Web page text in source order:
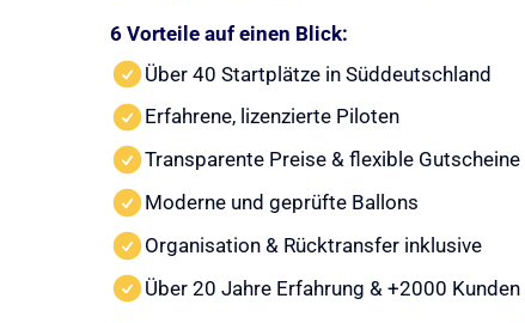
6 Vorteile auf einen Blick:
Über 40 Startplätze in Süddeutschland
Erfahrene, lizenzierte Piloten
Transparente Preise & flexible Gutscheine
Moderne und geprüfte Ballons
Organisation & Rücktransfer inklusive
Über 20 Jahre Erfahrung & +2000 Kunden